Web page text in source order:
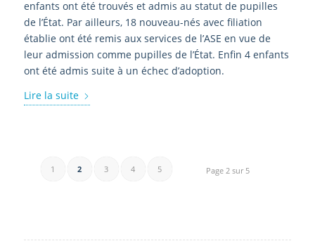
enfants ont été trouvés et admis au statut de pupilles
de l’État. Par ailleurs, 18 nouveau-nés avec filiation
établie ont été remis aux services de l’ASE en vue de
leur admission comme pupilles de l’État. Enfin 4 enfants
ont été admis suite à un échec d’adoption.
Lire la suite
Page 2 sur 5
1 2 3 4 5